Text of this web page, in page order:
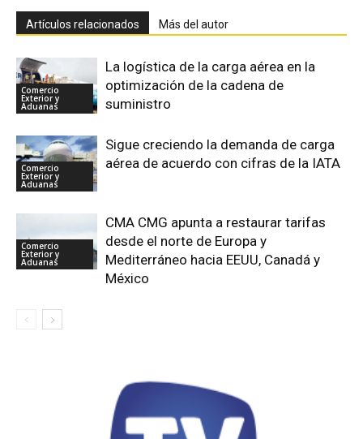
Artículos relacionados Más del autor
Comercio
Exterior y
Aduanas
La logística de la carga aérea en la
optimización de la cadena de
suministro
Comercio
Exterior y
Aduanas
Sigue creciendo la demanda de carga
aérea de acuerdo con cifras de la IATA
Comercio
Exterior y
Aduanas
CMA CMG apunta a restaurar tarifas
desde el norte de Europa y
Mediterráneo hacia EEUU, Canadá y
México